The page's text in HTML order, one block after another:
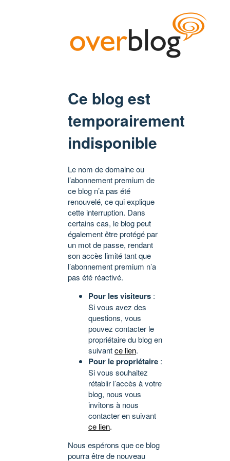
Ce blog est
temporairement
indisponible
Le nom de domaine ou
l’abonnement premium de
ce blog n’a pas été
renouvelé, ce qui explique
cette interruption. Dans
certains cas, le blog peut
également être protégé par
un mot de passe, rendant
son accès limité tant que
l’abonnement premium n’a
pas été réactivé.
Pour les visiteurs :
Si vous avez des
questions, vous
pouvez contacter le
propriétaire du blog en
suivantce lien.
Pour le propriétaire :
Si vous souhaitez
rétablir l’accès à votre
blog, nous vous
invitons à nous
contacter en suivant
ce lien.
Nous espérons que ce blog
pourra être de nouveau